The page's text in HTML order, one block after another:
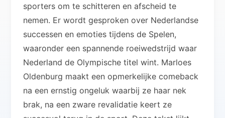
sporters om te schitteren en afscheid te
nemen. Er wordt gesproken over Nederlandse
successen en emoties tijdens de Spelen,
waaronder een spannende roeiwedstrijd waar
Nederland de Olympische titel wint. Marloes
Oldenburg maakt een opmerkelijke comeback
na een ernstig ongeluk waarbij ze haar nek
brak, na een zware revalidatie keert ze